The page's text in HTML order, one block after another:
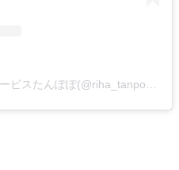
オンアンドオンリハビリデイサービスたんぽぽ(@riha_tanpopo)がシェアした投稿